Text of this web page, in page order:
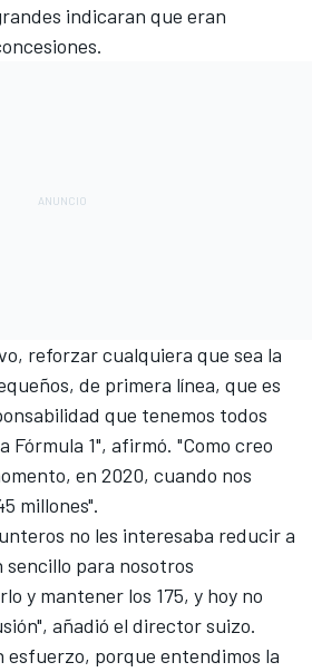
indicaran que eran
reforzar cualquiera que sea la
de primera línea, que es
que tenemos todos
Fórmula 1", afirmó. "Como creo
en 2020, cuando nos
millones".
no les interesaba reducir a
sencillo para nosotros
y mantener los 175, y hoy no
añadió el director suizo.
esfuerzo, porque entendimos la